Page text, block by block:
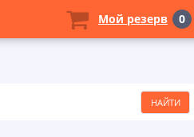
Мой резерв 0